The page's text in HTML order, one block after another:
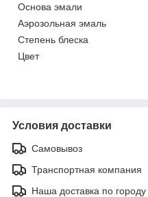
Основа эмали
Аэрозольная эмаль
Степень блеска
Цвет
Условия доставки
Самовывоз
Транспортная компания
Наша доставка по